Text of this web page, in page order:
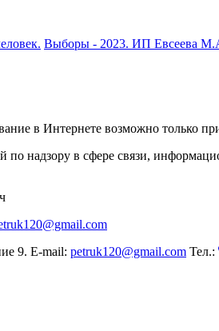
Выборы - 2023. ИП Евсеева М.А.
в Интернете возможно только
по надзору в сфере связи,
9. E-mail: petruk120@gmail.com Тел.: